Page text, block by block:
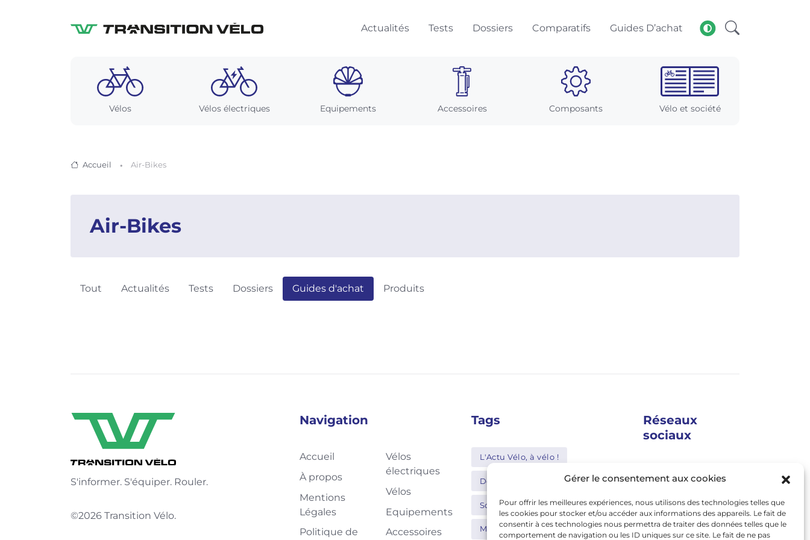
Gérer le consentement aux cookies
Pour offrir les meilleures expériences, nous utilisons des technologies telles que
les cookies pour stocker et/ou accéder aux informations des appareils. Le fait de
consentir à ces technologies nous permettra de traiter des données telles que le
comportement de navigation ou les ID uniques sur ce site. Le fait de ne pas
Actualités Tests Dossiers Comparatifs Guides D’achat
Vélos Vélos électriques Equipements Accessoires Composants Vélo et société
Accueil Air-Bikes
Air-Bikes
Tout Actualités Tests Dossiers Guides d'achat Produits
S'informer. S'équiper. Rouler.
©2026 Transition Vélo.
Navigation
Accueil
À propos
Mentions
Légales
Politique de
Vélos
électriques
Vélos
Equipements
Accessoires
Tags
L'Actu Vélo, à vélo !
Decathlon Shimano
Schwalbe Bosch
Moustache Abus
Réseaux
sociaux
twitter
linkedin